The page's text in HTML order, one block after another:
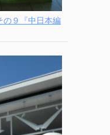
の９『中日本編